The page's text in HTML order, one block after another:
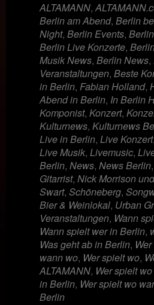
ALTAMANN,
Berlin am Abend, Berlin
Night, Berlin Events,
Berlin Live Konzerte,
Musik News, Berlin News,
Veranstaltungen, Beste
in Berlin, Fabian Holland,
Abend in Berlin, In Berlin
Komponist, Konzert,
Kulturnews, Kulturnews
Live in Berlin, Live Konzert,
Live Musik, Livemusic,
Berlin, News, News Berlin,
Gitarrist, Nick Morrison
Swart, Schöneberg,
Bier & Weinlokal, Urban
Veranstaltungen, Wann
Wann spielt wer in Berlin,
Was geht ab in Berlin,
wann wo, Wer spielt wo,
ALTAMANN, Wer spielt
in Berlin, Wer spielt wo
Berlin